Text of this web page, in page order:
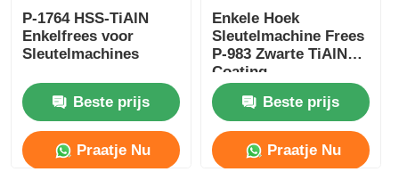
P-1764 HSS-TiAlN
Enkelfrees voor
Sleutelmachines
Beste prijs
Praatje Nu
Enkele Hoek
Sleutelmachine Frees
P-983 Zwarte TiAlN
Coating
Beste prijs
Praatje Nu